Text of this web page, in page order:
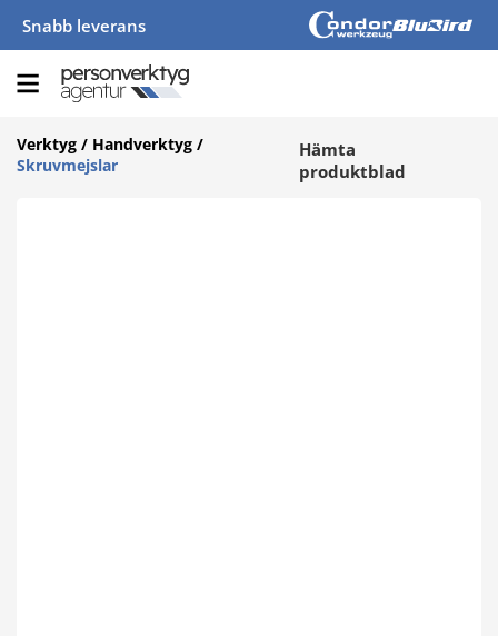
Snabb leverans
Verktyg / Handverktyg /
Skruvmejslar
Hämta
produktblad